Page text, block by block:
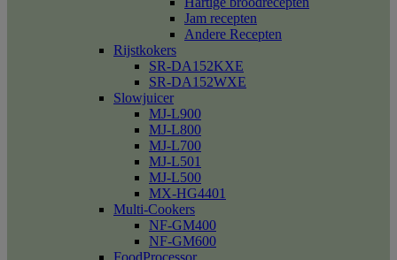
Jam recepten
Andere Recepten
Rijstkokers
SR-DA152KXE
SR-DA152WXE
Slowjuicer
MJ-L900
MJ-L800
MJ-L700
MJ-L501
MJ-L500
MX-HG4401
Multi-Cookers
NF-GM400
NF-GM600
FoodProcessor